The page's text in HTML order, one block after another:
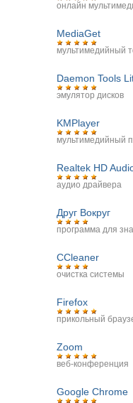
онлайн
MediaGet
мультимедийный
Daemon Tools
эмулятор дисков
KMPlayer
мультимедийный
Realtek HD
аудио драйвера
Друг Вокруг
программа для
CCleaner
очистка системы
Firefox
прикольный
Zoom
веб-конференция
Google Chrome